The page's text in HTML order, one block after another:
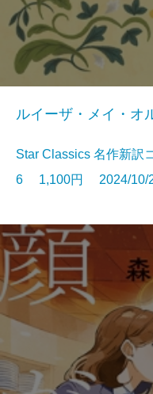
ルイーザ・メイ・オ
Star Classics 名作新
6 1,100円 2024/10/